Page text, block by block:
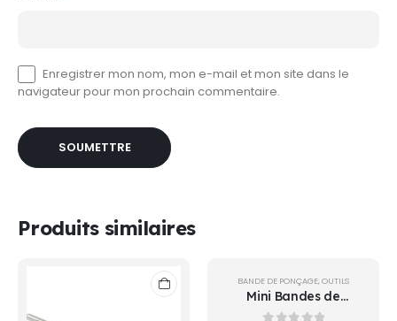
Enregistrer mon nom, mon e-mail et mon site dans le
navigateur pour mon prochain commentaire.
Produits similaires
BANDE DE PONÇAGE, OUTILS
Mini Bandes de